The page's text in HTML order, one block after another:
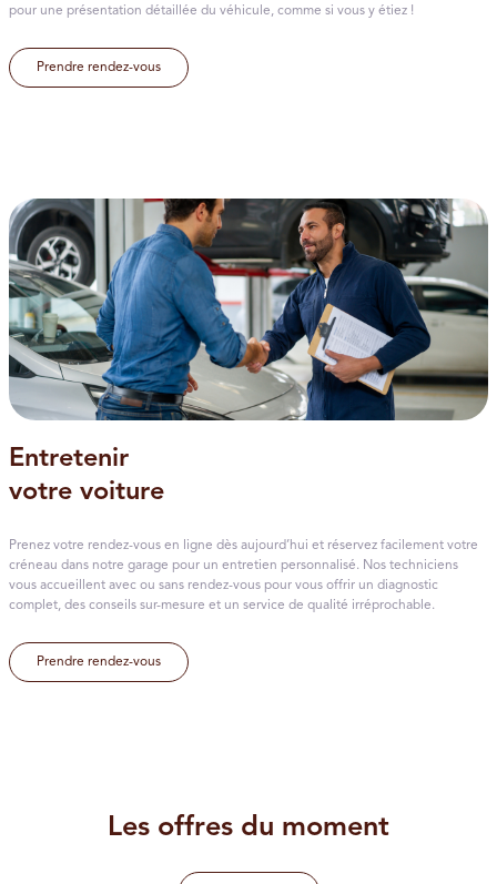
pour une présentation détaillée du véhicule, comme si vous y étiez !
Prendre rendez-vous
Entretenir
votre voiture
Prenez votre rendez-vous en ligne dès aujourd’hui et réservez facilement votre
créneau dans notre garage pour un entretien personnalisé. Nos techniciens
vous accueillent avec ou sans rendez-vous pour vous offrir un diagnostic
complet, des conseils sur-mesure et un service de qualité irréprochable.
Prendre rendez-vous
Les offres du moment